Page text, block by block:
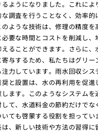
ようになりました。これによ
調査を行うことなく、効率的
ような技術は、修理の精度を
要な時間とコストを削減し、
ることができます。さらに、
与するため、私たちはグリー
力しています。雨水回収シス
と設置は、水の再利用を促進
ます。このようなシステムを
て、水道料金の節約だけでな
ても啓蒙する役割を担ってい
、新しい技術や方法の習得に